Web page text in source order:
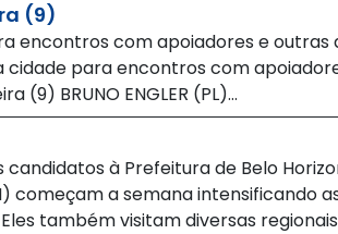
(9)
encontros com apoiadores e outras
cidade para encontros com
BRUNO ENGLER (PL)…
à Prefeitura de Belo
começam a semana intensificando
também visitam diversas